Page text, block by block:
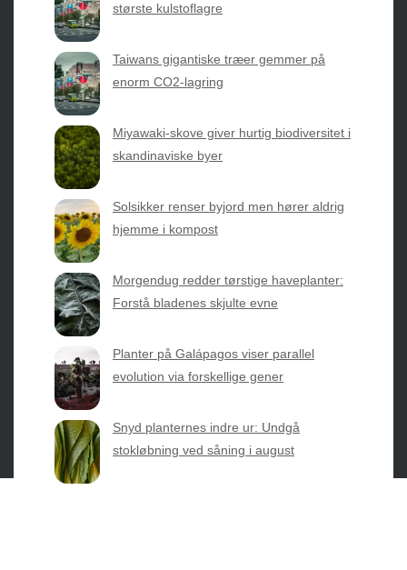
største kulstoflagre
Taiwans gigantiske træer gemmer på
enorm CO2-lagring
Miyawaki-skove giver hurtig biodiversitet i
skandinaviske byer
Solsikker renser byjord men hører aldrig
hjemme i kompost
Morgendug redder tørstige haveplanter:
Forstå bladenes skjulte evne
Planter på Galápagos viser parallel
evolution via forskellige gener
Snyd planternes indre ur: Undgå
stokløbning ved såning i august
Sæsonvis
- Din foretrukne kilde til alt inden for
havearbejde og botanik. Få jordnære råd, spændende
nyheder fra botanikkens verden og nemme genveje til
sæsonens grønne glæder.
2026 © Web Atelier ApS
Privatlivspolitik & Cookies
Kontakt Os
Om os